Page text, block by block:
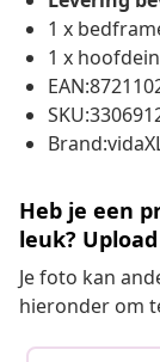
1 x
1 x
Heb je een
leuk?
Je foto kan
hieronder om